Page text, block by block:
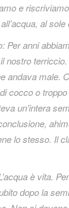
e
al sole
Per anni
nostro
andava male.
cocco o
un’intera
lo stesso. Il
è vita.
dopo la